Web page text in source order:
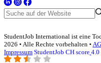
StudentJob International ist eine
2026 • Alle Rechte vorbehalten •
Impressum StudentJob CH score 4.0